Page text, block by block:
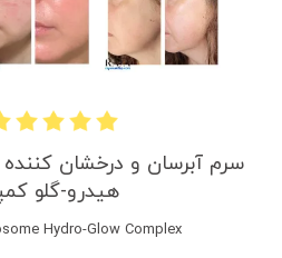
سرم آبرسان و درخشان
هیدرو-گلو
Hydro-Glow Complex